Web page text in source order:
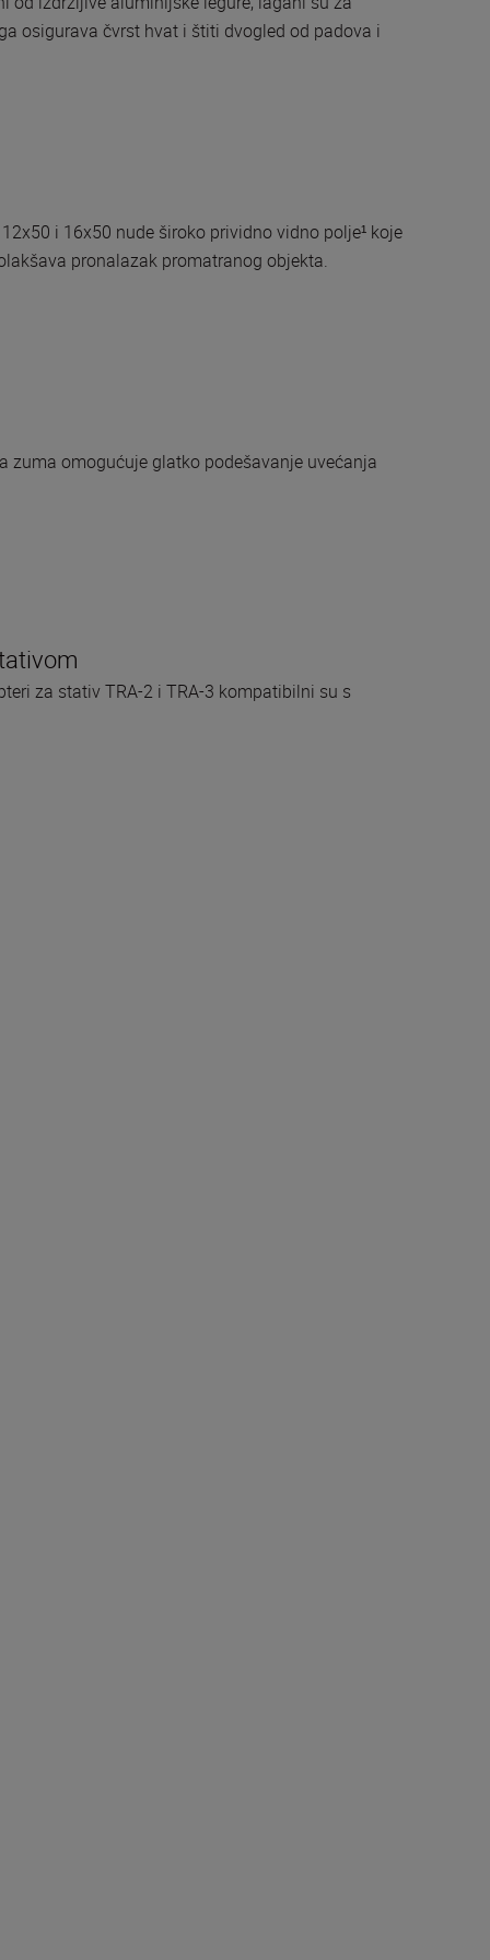
osigurava čvrst hvat i štiti dvogled od padova i
i 16x50 nude široko prividno vidno polje¹ koje
pronalazak promatranog objekta.
zuma omogućuje glatko podešavanje uvećanja
za stativ TRA-2 i TRA-3 kompatibilni su s